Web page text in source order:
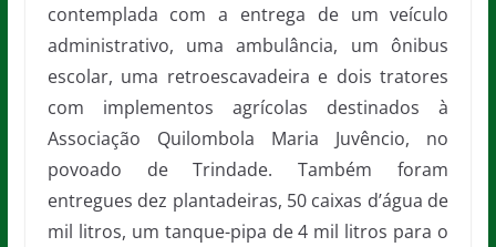
contemplada com a entrega de um veículo
administrativo, uma ambulância, um ônibus
escolar, uma retroescavadeira e dois tratores
com implementos agrícolas destinados à
Associação Quilombola Maria Juvêncio, no
povoado de Trindade. Também foram
entregues dez plantadeiras, 50 caixas d’água de
mil litros, um tanque-pipa de 4 mil litros para o